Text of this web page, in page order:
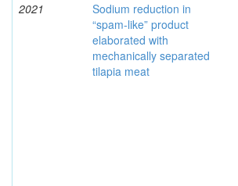
2021
Sodium reduction in
“spam-like” product
elaborated with
mechanically separated
tilapia meat